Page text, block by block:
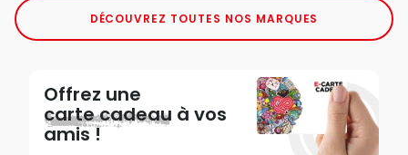
DÉCOUVREZ TOUTES NOS MARQUES
Offrez une
carte cadeau à vos
amis !